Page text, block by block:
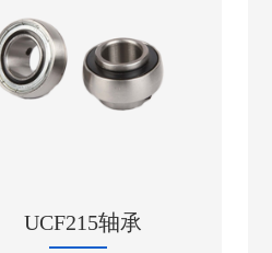
UCF215轴承